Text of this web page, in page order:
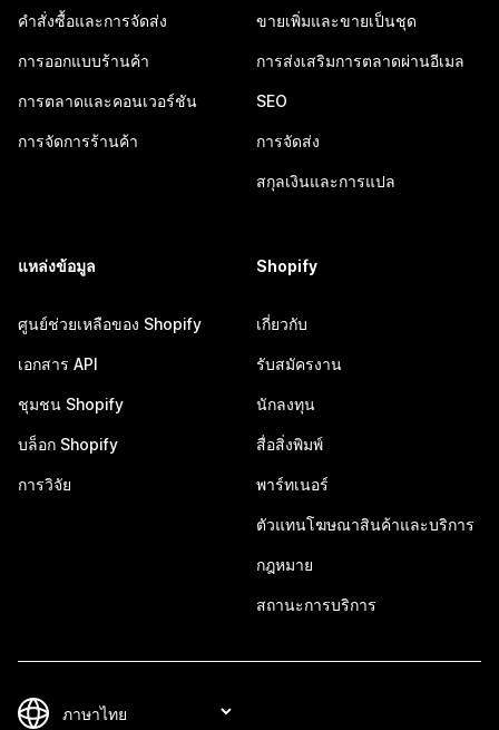
คำสั่งซื้อและการจัดส่ง
การออกแบบร้านค้า
การตลาดและคอนเวอร์ชัน
การจัดการร้านค้า
ขายเพิ่มและขายเป็นชุด
การส่งเสริมการตลาดผ่านอีเมล
SEO
การจัดส่ง
สกุลเงินและการแปล
แหล่งข้อมูล
ศูนย์ช่วยเหลือของ Shopify
เอกสาร API
ชุมชน Shopify
บล็อก Shopify
การวิจัย
Shopify
เกี่ยวกับ
รับสมัครงาน
นักลงทุน
สื่อสิ่งพิมพ์
พาร์ทเนอร์
ตัวแทนโฆษณาสินค้าและบริการ
กฎหมาย
สถานะการบริการ